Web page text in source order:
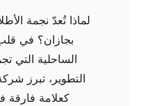
لماذا تُعدّ نجمة
بجازان؟ في
الساحلية التي
التطوير، تبرز
كعلامة فارقة